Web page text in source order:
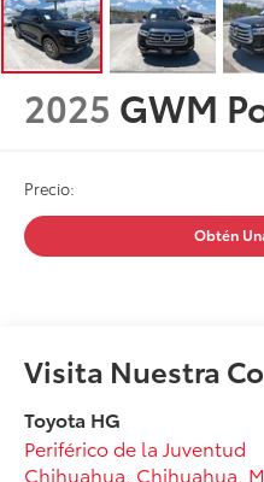
2025 GWM
Precio:
Obtén
Visita Nuestra
Toyota HG
Periférico de la Juventud
Chihuahua Chihuahua ,